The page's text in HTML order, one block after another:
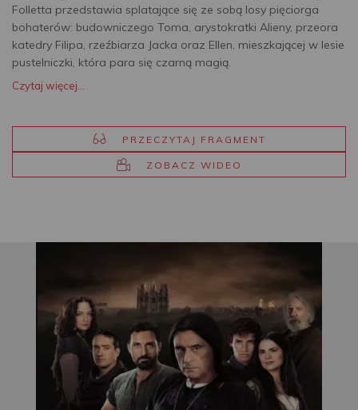
Folletta przedstawia splatające się ze sobą losy pięciorga
bohaterów: budowniczego Toma, arystokratki Alieny, przeora
katedry Filipa, rzeźbiarza Jacka oraz Ellen, mieszkającej w lesie
pustelniczki, która para się czarną magią.
Czytaj więcej...
PRZECZYTAJ FRAGMENT
ZOBACZ WIDEO